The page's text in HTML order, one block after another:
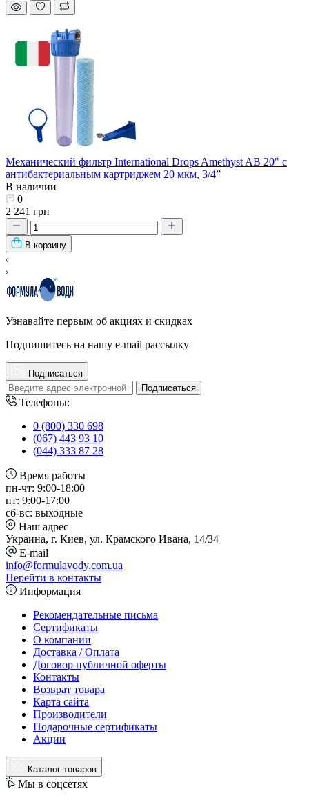
Механический фильтр International Drops Amethyst AB 20" с
антибактериальным картриджем 20 мкм, 3/4”
В наличии
0
2 241 грн
В корзину
Узнавайте первым об акциях и скидках
Подпишитесь на нашу e-mail рассылку
Подписаться
Подписаться
Телефоны:
0 (800) 330 698
(067) 443 93 10
(044) 333 87 28
Время работы
пн-чт: 9:00-18:00
пт: 9:00-17:00
сб-вс: выходные
Наш адрес
Украина, г. Киев, ул. Крамского Ивана, 14/34
E-mail
info@formulavody.com.ua
Перейти в контакты
Информация
Рекомендательные письма
Сертификаты
О компании
Доставка / Оплата
Договор публичной оферты
Контакты
Возврат товара
Карта сайта
Производители
Подарочные сертификаты
Акции
Каталог товаров
Мы в соцсетях